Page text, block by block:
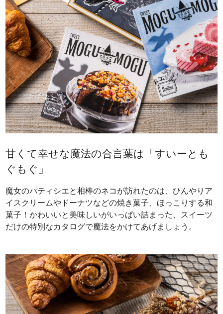
甘くて幸せな魔法の合言葉は「すいーとも
ぐもぐ」
魔女のパティシエと相棒のネコが訪れたのは、ひんやりア
イスクリームやドーナツなどの焼き菓子、ほっこりする和
菓子！かわいいと美味しいがいっぱい詰まった、スイーツ
だけの特別なカタログで魔法をかけてあげましょう。